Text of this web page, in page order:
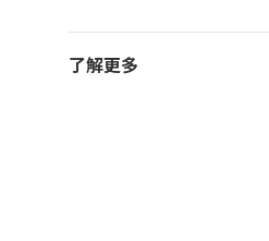
了解更多